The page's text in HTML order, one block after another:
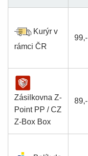
Kurýr v
rámci ČR
99,-
Zásilkovna Z-
Point PP / CZ
Z-Box Box
89,-